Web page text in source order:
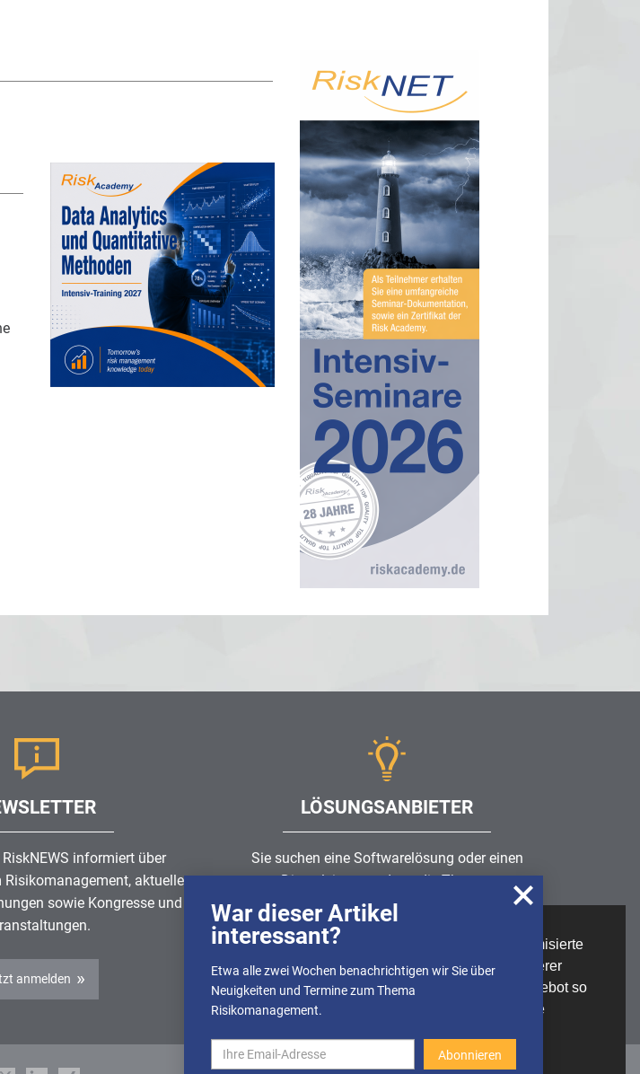
Wir nutzen Cookies, um u.A. anonymisierte
Informationen über die Nutzung unserer
Webseite zu erhalten und unser Angebot so
stetig verbessern zu können. Weitere
Datenschutzerklärung
informiert über
Risikomanagement, aktuelle
sowie Kongresse und
anmelden
LÖSUNGSANBIETER
Sie suchen eine Softwarelösung oder einen
Dienstleister rund um die Themen
Risikomanagement
GRC , IKS oder ISMS?
War dieser Artikel
interessant?
Etwa alle zwei Wochen benachrichtigen wir Sie über
Neuigkeiten und Termine zum Thema
Risikomanagement.